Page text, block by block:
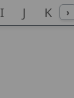
I J K ›